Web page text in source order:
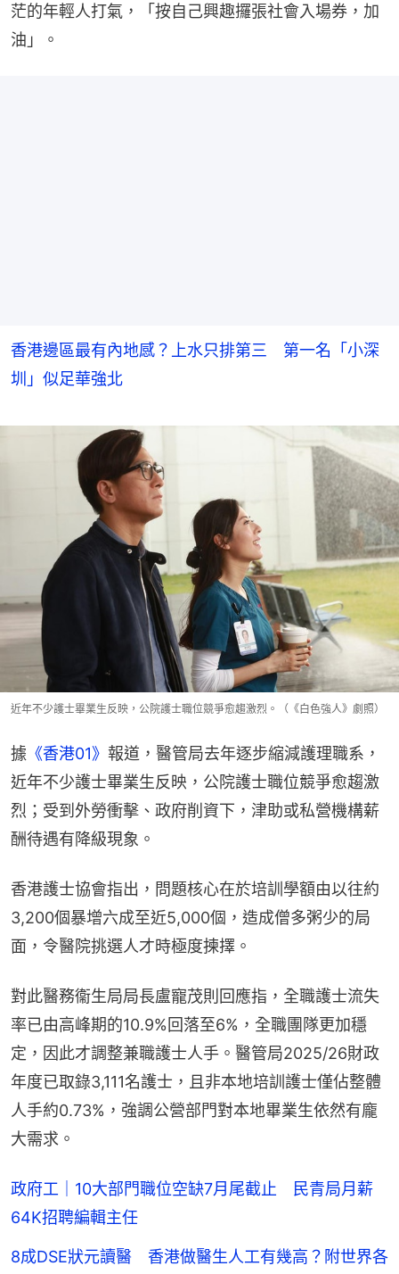
茫的年輕人打氣，「按自己興趣攞張社會入場券，加
油」。
香港邊區最有內地感？上水只排第三 第一名「小深
圳」似足華強北
近年不少護士畢業生反映，公院護士職位競爭愈趨激烈。（《白色強人》劇照）
據 《香港01》 報道，醫管局去年逐步縮減護理職系，
近年不少護士畢業生反映，公院護士職位競爭愈趨激
烈；受到外勞衝擊、政府削資下，津助或私營機構薪
酬待遇有降級現象。
香港護士協會指出，問題核心在於培訓學額由以往約
3,200個暴增六成至近5,000個，造成僧多粥少的局
面，令醫院挑選人才時極度揀擇。
對此醫務衞生局局長盧寵茂則回應指，全職護士流失
率已由高峰期的10.9%回落至6%，全職團隊更加穩
定，因此才調整兼職護士人手。醫管局2025/26財政
年度已取錄3,111名護士，且非本地培訓護士僅佔整體
人手約0.73%，強調公營部門對本地畢業生依然有龐
大需求。
政府工｜10大部門職位空缺7月尾截止 民青局月薪
64K招聘編輯主任
8成DSE狀元讀醫 香港做醫生人工有幾高？附世界各